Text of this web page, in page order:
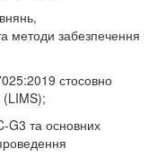
методи забезпечення
стосовно
(LIMS);
G3 та основних